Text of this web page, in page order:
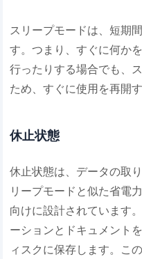
スリープモードは、短期
す。つまり、すぐに何か
行ったりする場合でも、
ため、すぐに使用を再開
休止状態
休止状態は、データの取
リープモードと似た省電
向けに設計されています
ーションとドキュメント
ィスクに保存します。こ